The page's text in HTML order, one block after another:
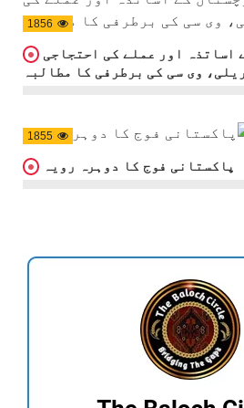
اساتذہ اور عملے کی احتجاجی
ریلی، وی سی کی برطرفی کا مطالبہ
پاکستانی فوج کا دوہرہ رویہ